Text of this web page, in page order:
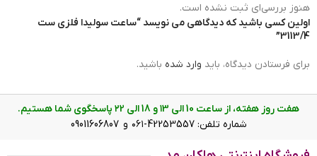
عرض بند مردانه 2.2 cm زنانه 1.8 cm
صفحه ساعت سولیدا فلزی ست 3113/4 زنانه
هنوز بررسی‌ای ثبت نشده است.
اولین کسی باشید که دیدگاهی می نویسد “ساعت سولیدا فلزی ست
3113/4”
برای فرستادن دیدگاه، باید وارد شده باشید.
هفت روز هفته، از ساعت 10 الی ۱3 و 18 الی ۲2 پاسخگوی شما هستیم.
شماره تلفن: 42253557-۰۶۱ و 09011606807